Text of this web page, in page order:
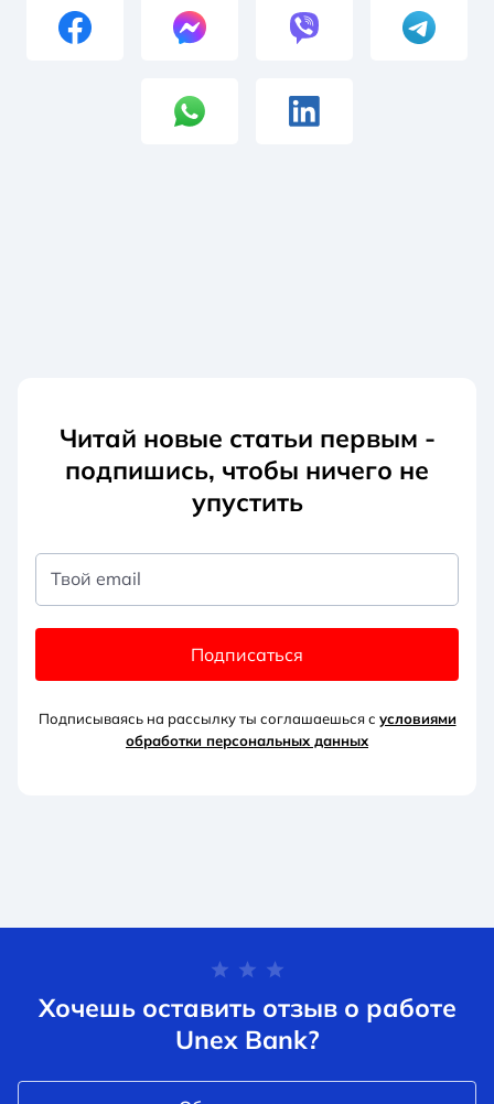
Читай новые статьи первым -
подпишись, чтобы ничего не
упустить
Твой email
Подписаться
Подписываясь на рассылку ты соглашаешься с условиями
обработки персональных данных
Хочешь оставить отзыв о работе
Unex Bank?